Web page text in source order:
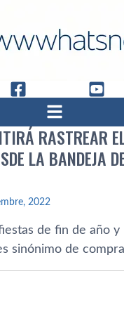
RASTREAR
LA BANDEJA
2022
de fin de año y
sinónimo de